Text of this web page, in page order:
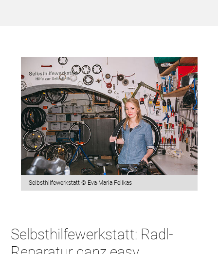
Selbsthilfewerkstatt © Eva-Maria Feilkas
Selbsthilfewerkstatt: Radl-